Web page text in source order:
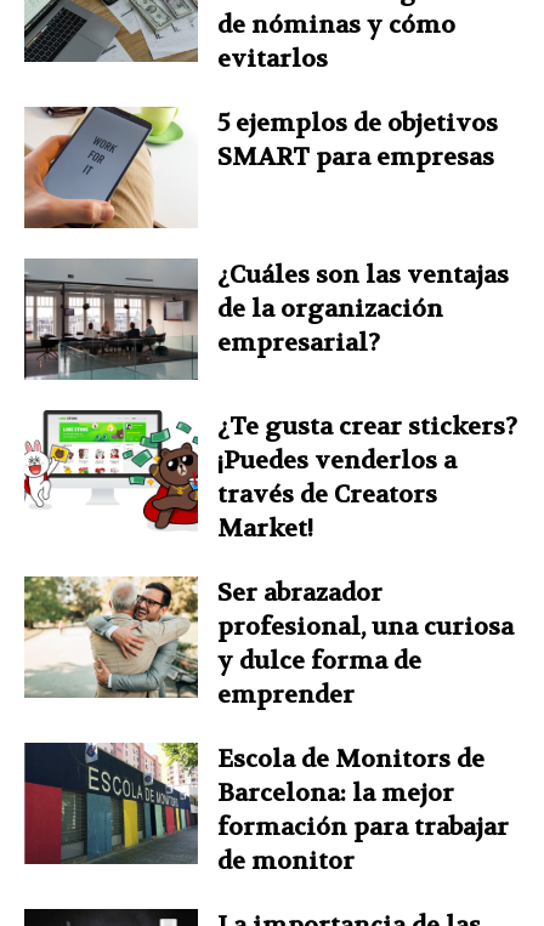
de nóminas y cómo
evitarlos
5 ejemplos de objetivos
SMART para empresas
¿Cuáles son las ventajas
de la organización
empresarial?
¿Te gusta crear stickers?
¡Puedes venderlos a
través de Creators
Market!
Ser abrazador
profesional, una curiosa
y dulce forma de
emprender
Escola de Monitors de
Barcelona: la mejor
formación para trabajar
de monitor